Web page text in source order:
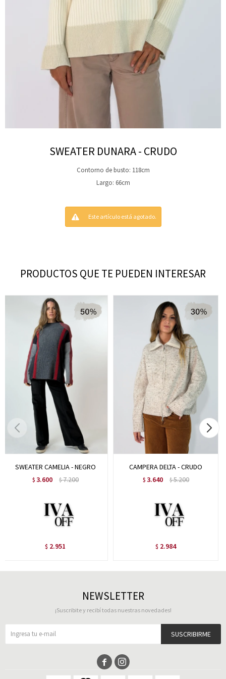
SWEATER DUNARA - CRUDO
Contorno de busto: 118cm
Largo: 66cm
Este artículo está agotado.
PRODUCTOS QUE TE PUEDEN INTERESAR
SWEATER CAMELIA - NEGRO
$ 3.600 $7.200
$ 2.951
CAMPERA DELTA - CRUDO
$ 3.640 $5.200
$ 2.984
NEWSLETTER
¡Suscribite y recibí todas nuestras novedades!
SUSCRIBIRME
 